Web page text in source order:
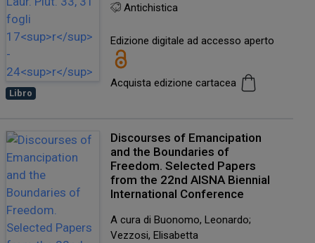
Libro
Antichistica
Edizione digitale ad accesso aperto
Acquista edizione cartacea
Discourses of Emancipation
and the Boundaries of
Freedom. Selected Papers
from the 22nd AISNA Biennial
International Conference
A cura di Buonomo, Leonardo;
Vezzosi, Elisabetta